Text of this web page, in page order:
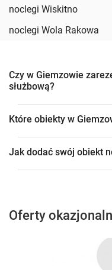
noclegi Wiskitno
noclegi Wola Rakowa
Czy w Giemzowie
służbową?
Które obiekty w
Jak dodać swój obiekt
Oferty